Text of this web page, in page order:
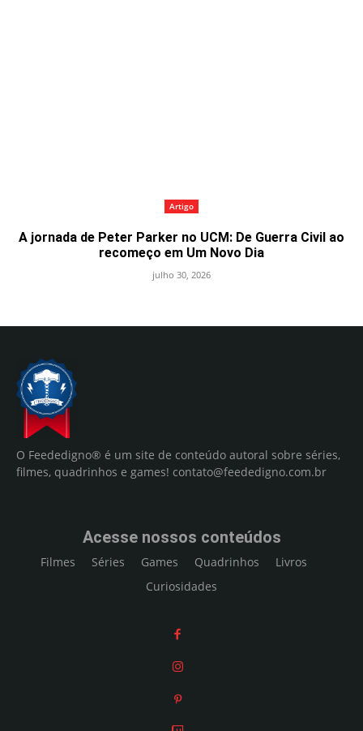
Artigo
A jornada de Peter Parker no UCM: De Guerra Civil ao
recomeço em Um Novo Dia
julho 30, 2026
O Feededigno® é um site de conteúdo autoral sobre séries,
filmes, quadrinhos e games! contato@feededigno.com.br
Acesse nossos conteúdos
Filmes Séries Games Quadrinhos
Livros
Curiosidades